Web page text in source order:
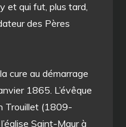
et qui fut, plus tard,
des Pères
cure au démarrage
1865. L’évêque
Trouillet (1809-
Saint-Maur à